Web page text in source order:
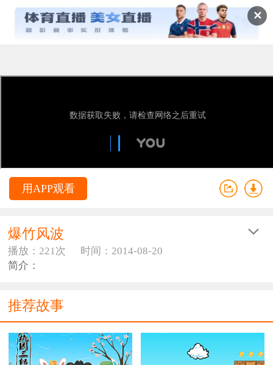
✕
用APP观看
爆竹风波
播放：221次
时间：2014-08-20
简介：
推荐故事